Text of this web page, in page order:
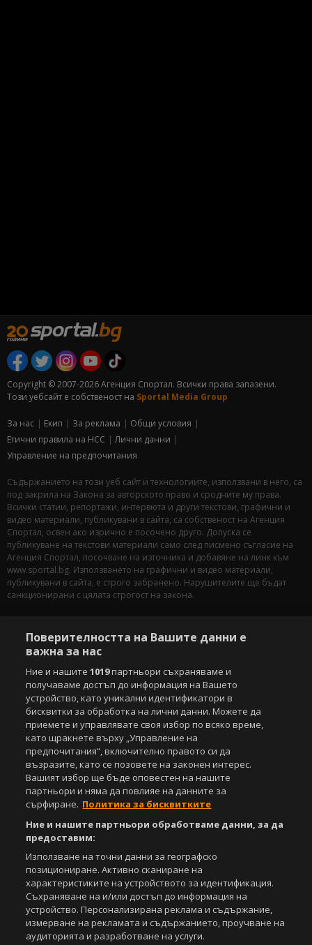
Copyright © 2007-2026 Агенция Спортал. Всички права запазени.
Този уебсайт е собственост на Sportal Media Group
За нас Екип За рекламa
Общи условия
Етични правила на НСС
Лични данни
Управление на предпочитания
Съдържанието на този уеб сайт и технологиите, използвани в него, са
под закрила на Закона за авторското право и сродните му права.
Всички статии, репортажи, интервюта и други текстови, графични и
видео материали, публикувани в сайта, са собственост на Агенция
Спортал, освен ако изрично е посочено друго. Допуска се
публикуване на текстови материали само след писмено съгласие на
Агенция Спортал, посочване на източника и добавяне на линк към
www.sportal.bg. Използването на графични и видео материали,
публикувани в сайта, е строго забранено. Нарушителите ще бъдат
санкционирани с цялата строгост на закона.
Android
Поверителността на Вашите данни е
важна за нас
Ние и нашите1019партньори съхраняваме и
получаваме достъп до информация на Вашето
устройство, като уникални идентификатори в
бисквитки за обработка на лични данни. Можете да
приемете и управлявате своя избор по всяко време,
като щракнете върху „Управление на
предпочитания“, включително правото си да
възразите, като се позовете на законен интерес.
Вашият избор ще бъде оповестен на нашите
партньори и няма да повлияе на данните за
сърфиране. Политика за бисквитките
Ние и нашите партньори обработваме данни, за да
предоставим:
Използване на точни данни за географско
позициониране. Активно сканиране на
характеристиките на устройството за идентификация.
Съхраняване на и/или достъп до информация на
устройство. Персонализирана реклама и съдържание,
измерване на рекламата и съдържанието, проучване на
аудиторията и разработване на услуги.